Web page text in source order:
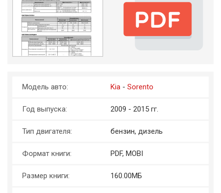
Модель авто: Kia - Sorento
Год выпуска: 2009 - 2015 гг.
Тип двигателя: бензин, дизель
Формат книги: PDF, MOBI
Размер книги: 160.00МБ